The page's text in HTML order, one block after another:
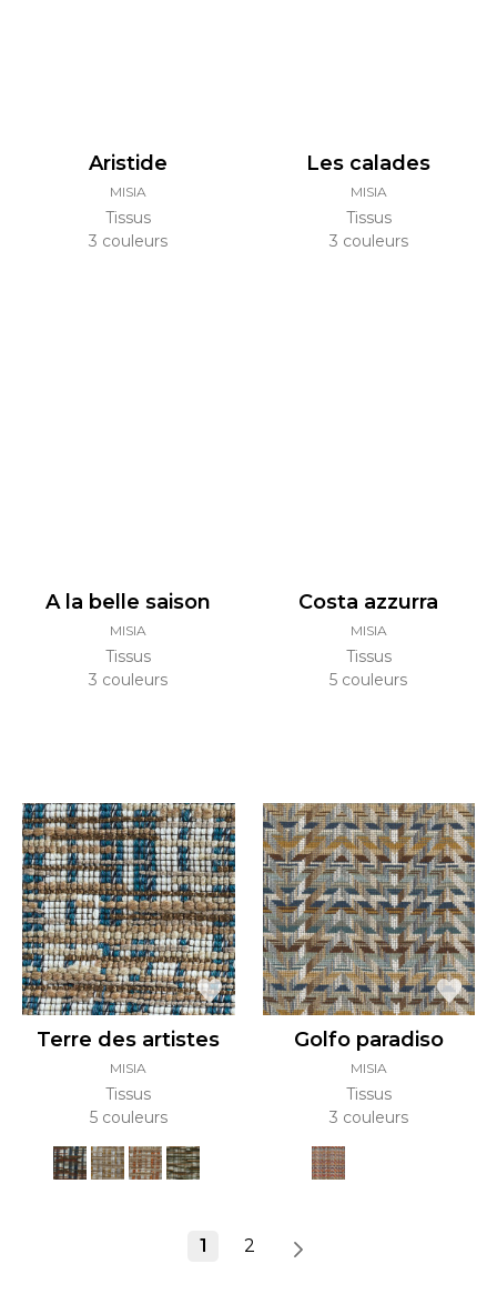
Aristide
MISIA
Tissus
3 couleurs
Les calades
MISIA
Tissus
3 couleurs
A la belle saison
MISIA
Tissus
3 couleurs
Costa azzurra
MISIA
Tissus
5 couleurs
Terre des artistes
MISIA
Tissus
5 couleurs
Golfo paradiso
MISIA
Tissus
3 couleurs
1 2